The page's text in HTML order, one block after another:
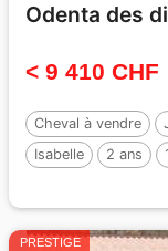
Odenta des
< 9 410 CHF
Cheval à vendre
Isabelle
2 ans
PRESTIGE